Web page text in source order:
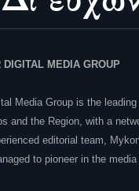
DIGITAL MEDIA GROUP
Media Group is the
and the Region, with a
editorial team,
to pioneer in the